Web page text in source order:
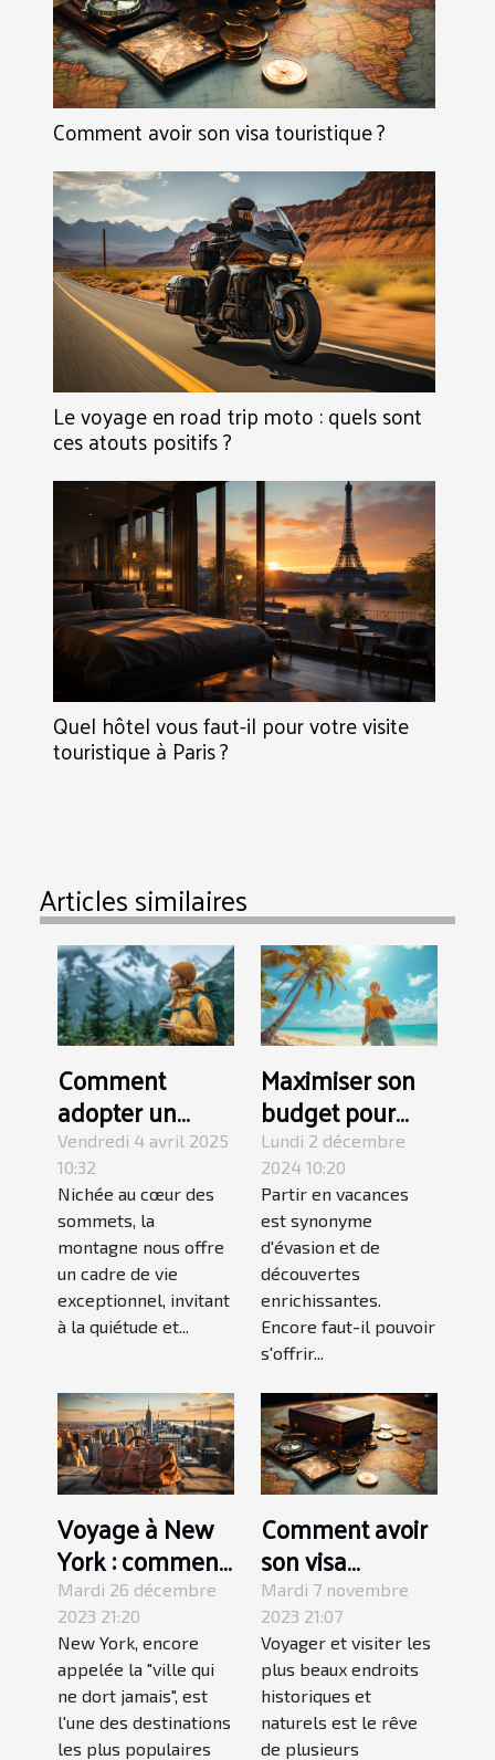
Comment avoir son visa touristique ?
Le voyage en road trip moto : quels sont
ces atouts positifs ?
Quel hôtel vous faut-il pour votre visite
touristique à Paris ?
Articles similaires
Comment
adopter un
mode de vie
écoresponsable
en montagne
Vendredi 4 avril 2025
10:32
Nichée au cœur des
sommets, la
montagne nous offre
un cadre de vie
exceptionnel, invitant
à la quiétude et...
Maximiser son
budget pour
des vacances
longue durée
Lundi 2 décembre
2024 10:20
Partir en vacances
est synonyme
d'évasion et de
découvertes
enrichissantes.
Encore faut-il pouvoir
s'offrir...
Voyage à New
York : comment
préparer sa
valise ?
Mardi 26 décembre
2023 21:20
New York, encore
appelée la "ville qui
ne dort jamais", est
l'une des destinations
les plus populaires
Comment avoir
son visa
touristique ?
Mardi 7 novembre
2023 21:07
Voyager et visiter les
plus beaux endroits
historiques et
naturels est le rêve
de plusieurs